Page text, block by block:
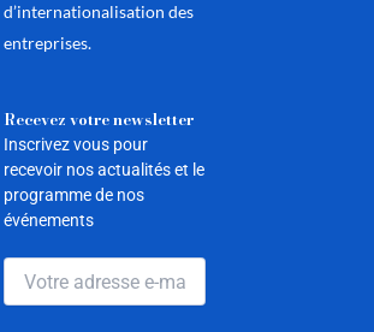
d’internationalisation des
entreprises.
Recevez votre newsletter
Inscrivez vous pour
recevoir nos actualités et le
programme de nos
événements